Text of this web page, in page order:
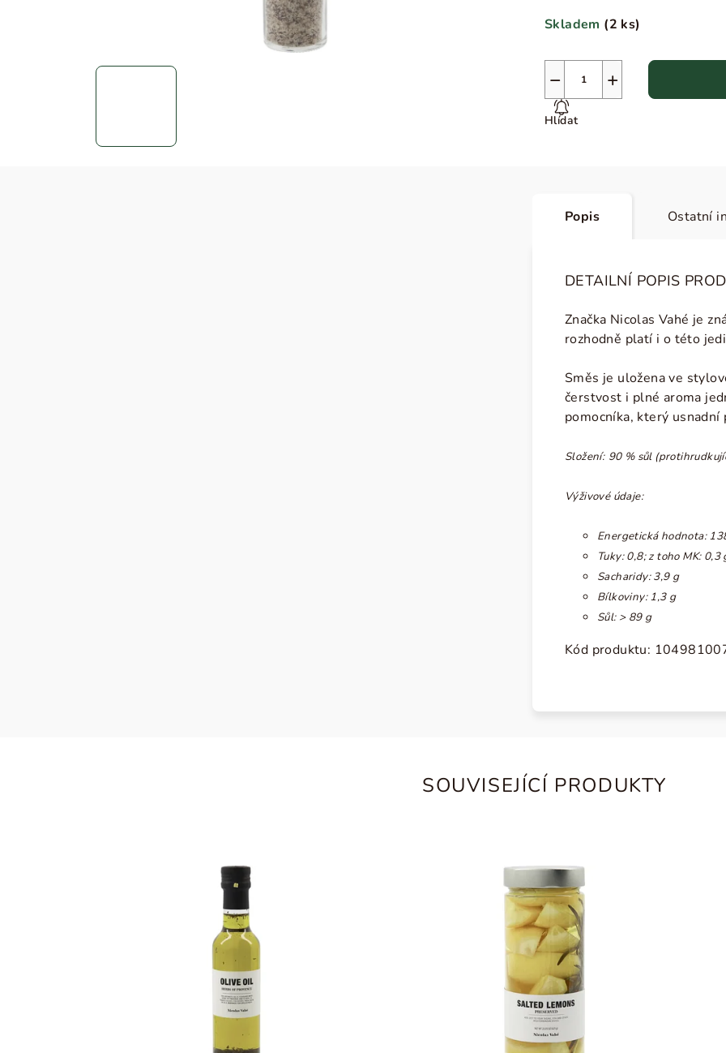
Skladem (2 ks)
+
−
Hlídat
Popis Ostatní
DETAILNÍ POPIS
Značka Nicolas Vahé je
rozhodně platí i o této
Směs je uložena ve
čerstvost i plné aroma
pomocníka, který
Složení: 90 % sůl
Výživové údaje:
Energetická hodnota:
Tuky: 0,8; z toho MK: 0,3
Sacharidy: 3,9 g
Bílkoviny: 1,3 g
Sůl: > 89 g
Kód produktu:
SOUVISEJÍCÍ PRODUKTY